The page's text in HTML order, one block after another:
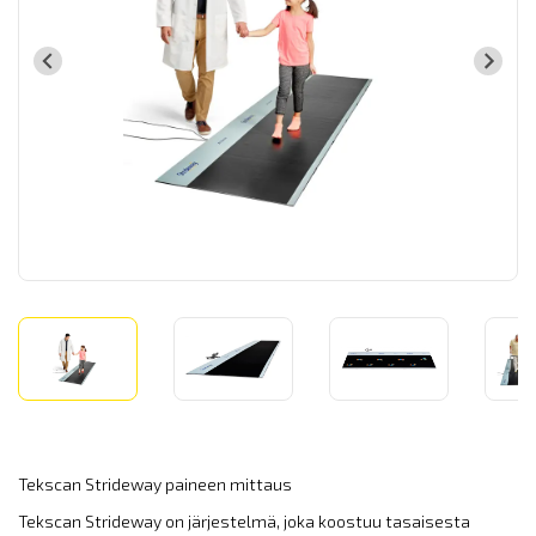
Tekscan Strideway paineen mittaus
Tekscan Strideway on järjestelmä, joka koostuu tasaisesta